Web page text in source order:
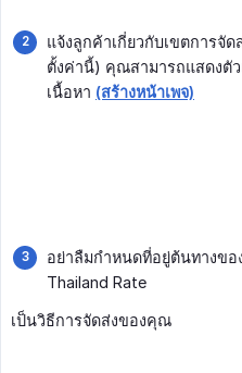
แจ้งลูกค้าเกี่ยวกับเขตการ
ตั้งค่านี้) คุณสามารถแสดงตั
เนื้อหา (สร้างหน้าเพจ)
อย่าลืมกำหนดที่อยู่ต้นทางข
Thailand Rate
เป็นวิธีการจัดส่งของคุณ